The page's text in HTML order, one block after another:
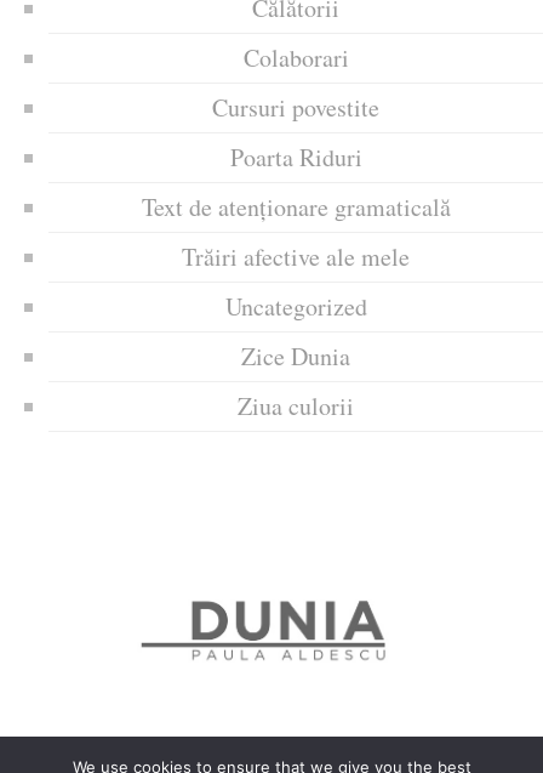
Călătorii
Colaborari
Cursuri povestite
Poarta Riduri
Text de atenționare gramaticală
Trăiri afective ale mele
Uncategorized
Zice Dunia
Ziua culorii
We use cookies to ensure that we give you the best